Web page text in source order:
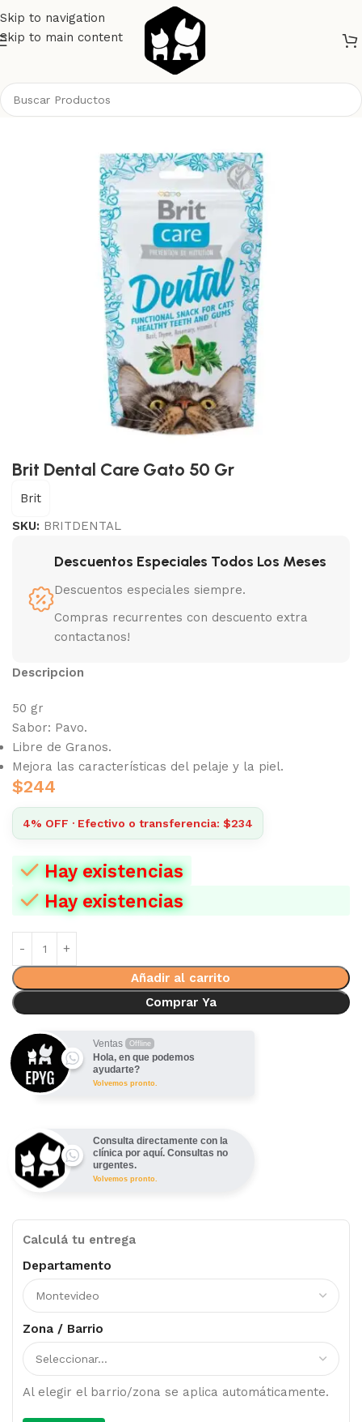
Skip to navigation
Skip to main content
Brit Dental Care Gato 50 Gr
Brit
SKU: BRITDENTAL
Descuentos Especiales Todos Los Meses
Descuentos especiales siempre.
Compras recurrentes con descuento extra
contactanos!
Descripcion
50 gr
Sabor: Pavo.
Libre de Granos.
Mejora las características del pelaje y la piel.
$244
4% OFF · Efectivo o transferencia: $234
Hay existencias
Hay existencias
Añadir al carrito
Comprar Ya
Ventas Offline
Hola, en que podemos
ayudarte?
Volvemos pronto.
Consulta directamente con la
clínica por aquí. Consultas no
urgentes.
Volvemos pronto.
Calculá tu entrega
Departamento
Zona / Barrio
Al elegir el barrio/zona se aplica automáticamente.